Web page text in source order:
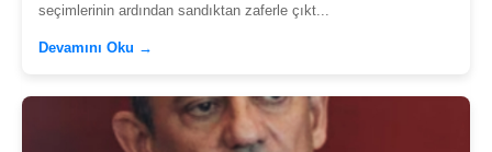
seçimlerinin ardından sandıktan zaferle çıkt...
Devamını Oku →